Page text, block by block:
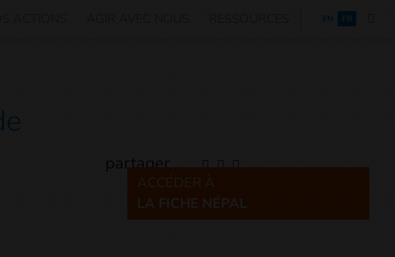
ENGLISH
EN FR
partager
ACCÉDER À
LA FICHE NÉPAL